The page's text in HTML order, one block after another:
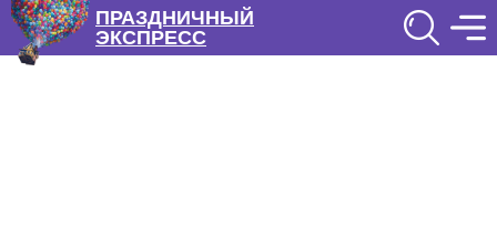
ПРАЗДНИЧНЫЙ
ЭКСПРЕСС